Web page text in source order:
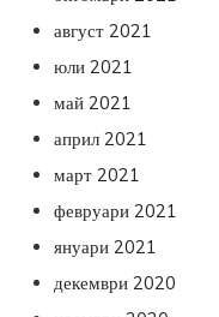
август 2021
юли 2021
май 2021
април 2021
март 2021
февруари 2021
януари 2021
декември 2020